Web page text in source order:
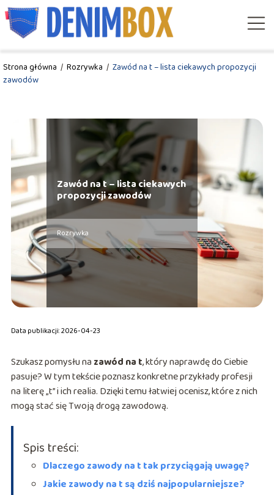
Strona główna / Rozrywka / Zawód na t – lista ciekawych propozycji
zawodów
Zawód na t – lista ciekawych
propozycji zawodów
Rozrywka
Data publikacji: 2026-04-23
Szukasz pomysłu na zawód na t, który naprawdę do Ciebie
pasuje? W tym tekście poznasz konkretne przykłady profesji
na literę „t” i ich realia. Dzięki temu łatwiej ocenisz, które z nich
mogą stać się Twoją drogą zawodową.
Spis treści:
Dlaczego zawody na t tak przyciągają uwagę?
Jakie zawody na t są dziś najpopularniejsze?